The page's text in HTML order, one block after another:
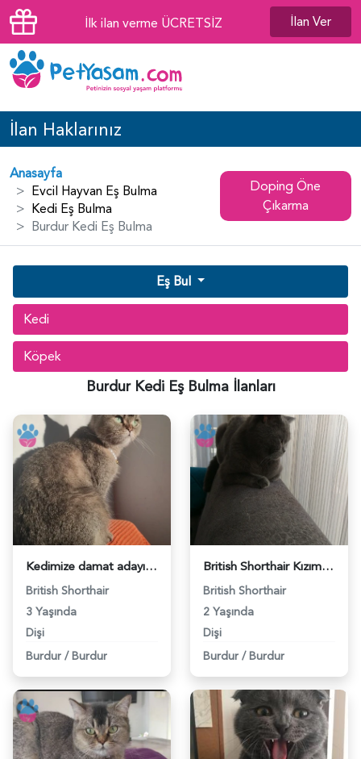
İlk ilan verme ÜCRETSİZ İlan Ver
İlan Haklarınız
Anasayfa
Evcil Hayvan Eş Bulma
Kedi Eş Bulma
Burdur Kedi Eş Bulma
Doping Öne
Çıkarma
Eş Bul
Kedi
Köpek
Burdur Kedi Eş Bulma İlanları
Kedimize damat adayı arıyoruz - 118976781
British Shorthair
3 Yaşında
Dişi
Burdur / Burdur
British Shorthair Kızımıza Eş Arıyoruz - 118975121
British Shorthair
2 Yaşında
Dişi
Burdur / Burdur